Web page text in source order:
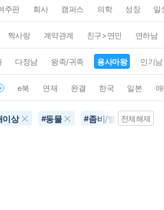
주판 회사 캠퍼스 의학 성장 일
짝사랑 계약관계 친구>연인 연하남
다정남 왕족/귀족 용사마왕 인기남
e북 연재 완결 한국 일본
이상 #동물 #좀비/뱀파이어
전체해제